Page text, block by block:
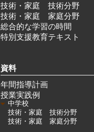
技術・家庭 技術分野
技術・家庭 家庭分野
総合的な学習の時間
特別支援教育テキスト
資料
年間指導計画
授業実践例
中学校
技術・家庭 技術分野
技術・家庭 家庭分野